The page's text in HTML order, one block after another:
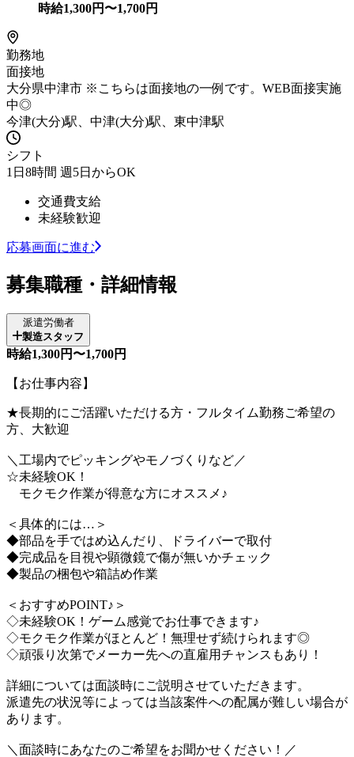
時給1,300円〜1,700円
勤務地
面接地
大分県中津市 ※こちらは面接地の一例です。WEB面接実施
中◎
今津(大分)駅、中津(大分)駅、東中津駅
シフト
1日8時間 週5日からOK
交通費支給
未経験歓迎
応募画面に進む
募集職種・詳細情報
派遣労働者
製造スタッフ
時給1,300円〜1,700円
【お仕事内容】
★長期的にご活躍いただける方・フルタイム勤務ご希望の
方、大歓迎
＼工場内でピッキングやモノづくりなど／
☆未経験OK！
モクモク作業が得意な方にオススメ♪
＜具体的には…＞
◆部品を手ではめ込んだり、ドライバーで取付
◆完成品を目視や顕微鏡で傷が無いかチェック
◆製品の梱包や箱詰め作業
＜おすすめPOINT♪＞
◇未経験OK！ゲーム感覚でお仕事できます♪
◇モクモク作業がほとんど！無理せず続けられます◎
◇頑張り次第でメーカー先への直雇用チャンスもあり！
詳細については面談時にご説明させていただきます。
派遣先の状況等によっては当該案件への配属が難しい場合が
あります。
＼面談時にあなたのご希望をお聞かせください！／